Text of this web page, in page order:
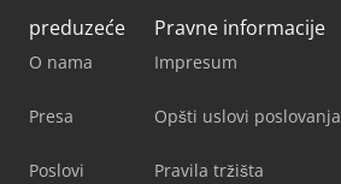
preduzeće
O nama
Presa
Poslovi
Pravne informacije
Impresum
Opšti uslovi poslovanja
Pravila tržišta